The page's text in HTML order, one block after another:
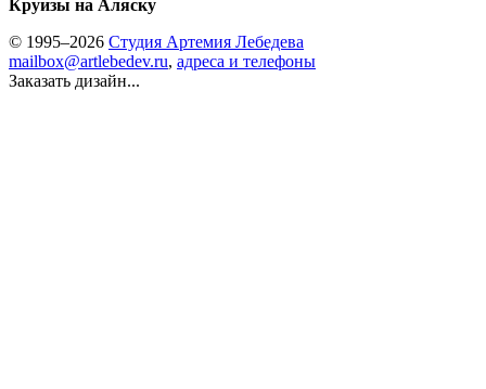
Круизы на Аляску
© 1995–2026 Студия Артемия Лебедева
mailbox@artlebedev.ru, адреса и телефоны
Заказать дизайн...